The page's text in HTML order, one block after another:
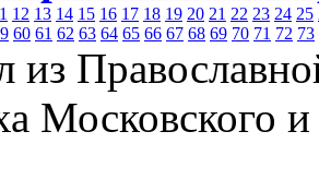
12 13 14 15 16 17 18 19 20 21 22 23 24 25
60 61 62 63 64 65 66 67 68 69 70 71 72 73
из
Московского